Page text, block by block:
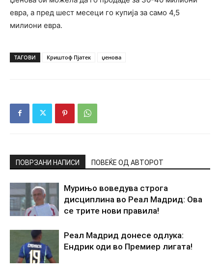
евра, а пред шест месеци го купија за само 4,5
милиони евра.
ТАГОВИ Криштоф Пјатек џенова
ПОВРЗАНИ НАПИСИ ПОВЕЌЕ ОД АВТОРОТ
Мурињо воведува строга
дисциплина во Реал Мадрид: Ова
се трите нови правила!
Реал Мадрид донесе одлука:
Ендрик оди во Премиер лигата!